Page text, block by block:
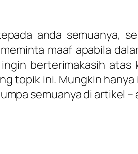
anda semuanya,
maaf apabila
berterimakasih
topik ini. Mungkin
semuanya di artikel